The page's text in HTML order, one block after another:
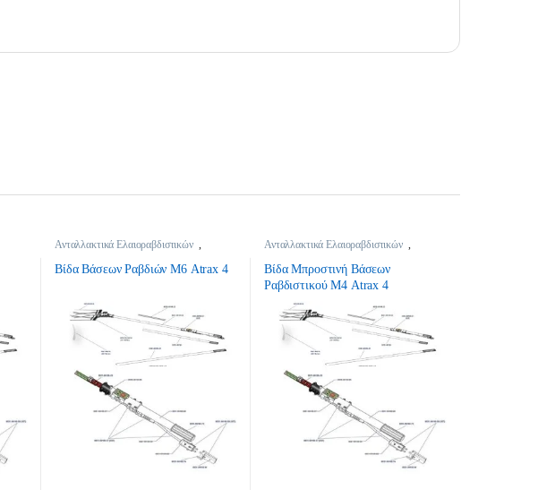
Ανταλλακτικά Ελαιοραβδιστικών ,
Βίδα Βάσεων Ραβδιών Μ6 Atrax 4
Ανταλλακτικά Ελαιοραβδιστικών ,
Βίδα Μπροστινή Βάσεων
Ραβδιστικού Μ4 Atrax 4